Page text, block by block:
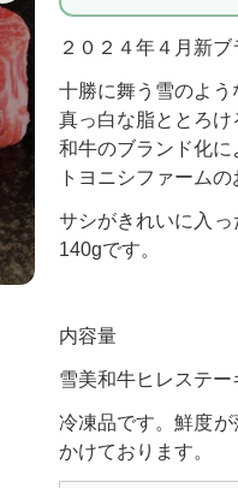
２０２４年４月新
十勝に舞う雪のよう
真っ白な脂ととろけ
和牛のブランド化
トヨニシファーム
サシがきれいに入
140gです。
内容量
雪美和牛ヒレステー
冷凍品です。鮮度
かけております。